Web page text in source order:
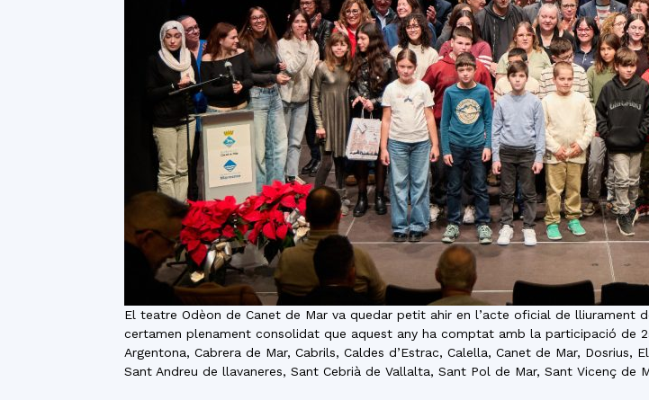
El teatre Odèon de Canet de Mar va quedar petit ahir en l’acte oficial de lliurament
certamen plenament consolidat que aquest any ha comptat amb la participació de
Argentona, Cabrera de Mar, Cabrils, Caldes d’Estrac, Calella, Canet de Mar,
Sant Andreu de llavaneres, Sant Cebrià de Vallalta, Sant Pol de Mar, Sant Vicenç de